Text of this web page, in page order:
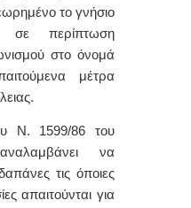
το γνήσιο
σε περίπτωση
στο όνομά
μέτρα
Ν. 1599/86 του
να
τις όποιες
απαιτούνται για